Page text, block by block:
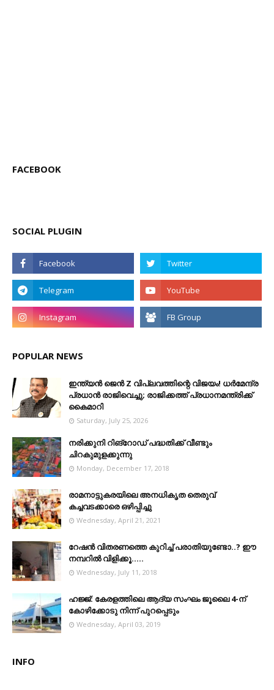
FACEBOOK
SOCIAL PLUGIN
POPULAR NEWS
ഇന്ത്യൻ ജെൻ Z വിപ്ലവത്തിന്റെ വിജയം! ധർമേന്ദ്ര
പ്രധാൻ രാജിവെച്ചു; രാജിക്കത്ത് പ്രധാനമന്ത്രിക്ക്
കൈമാറി
Saturday, July 25, 2026
നരിക്കുനി റിങ്റോഡ് പദ്ധതിക്ക് വീണ്ടും
ചിറകുമുളക്കുന്നു
Monday, December 17, 2018
രാമനാട്ടുകരയിലെ അനധികൃത തെരുവ്
കച്ചവടക്കാരെ ഒഴിപ്പിച്ചു
Wednesday, April 21, 2021
റേഷൻ വിതരണത്തെ കുറിച്ച് പരാതിയുണ്ടോ..? ഈ
നമ്പറില്‍ വിളിക്കൂ.....
Wednesday, July 11, 2018
ഹജ്ജ്: കേരളത്തിലെ ആദ്യ സംഘം ജൂലൈ 4-ന്
കോഴിക്കോടു നിന്ന് പുറപ്പെടും
Wednesday, April 03, 2019
INFO